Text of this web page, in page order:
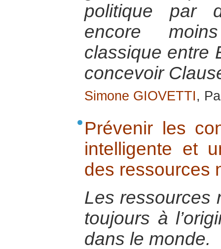
politique par
encore
classique entre
concevoir
Simone GIOVETTI,
Prévenir les
intelligente et
des ressources
Les ressources
toujours à
dans le monde.